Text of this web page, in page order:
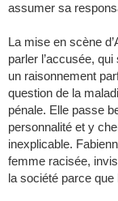
assumer sa
La mise en scène
parler l’accusée,
un raisonnement
question de la
pénale. Elle passe
personnalité et y
inexplicable.
femme racisée,
la société parce